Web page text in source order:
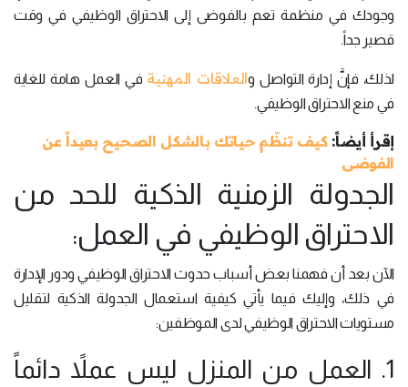
وجودك في منظمة تعم بالفوضى إلى الاحتراق الوظيفي في وقت
قصير جداً.
لذلك، فإنَّ إدارة التواصل والعلاقات المهنية في العمل هامة للغاية
في منع الاحتراق الوظيفي.
إقرأ أيضاً:كيف تنظّم حياتك بالشكل الصحيح بعيداً عن
الفوضى
الجدولة الزمنية الذكية للحد من
الاحتراق الوظيفي في العمل:
الآن بعد أن فهمنا بعض أسباب حدوث الاحتراق الوظيفي ودور الإدارة
في ذلك، وإليك فيما يأتي كيفية استعمال الجدولة الذكية لتقليل
مستويات الاحتراق الوظيفي لدى الموظفين:
1. العمل من المنزل ليس عملاً دائماً